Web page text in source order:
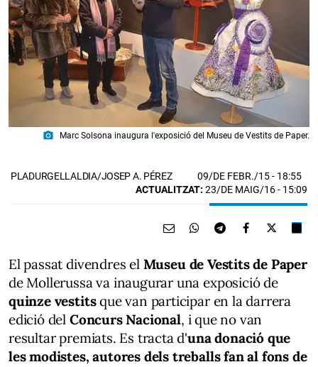
photo_camera Marc Solsona inaugura l'exposició del Museu de Vestits de Paper.
PLADURGELLALDIA/JOSEP A. PÉREZ 09/DE FEBR./15- 18:55
ACTUALITZAT: 23/DE MAIG/16 - 15:09
El passat divendres el Museu de Vestits de Paper
de Mollerussa va inaugurar una exposició de
quinze vestitsque van participar en la darrera
edició del Concurs Nacional, i que no van
resultar premiats. Es tracta d'una donació que
les modistes, autores dels treballs fan al fons de